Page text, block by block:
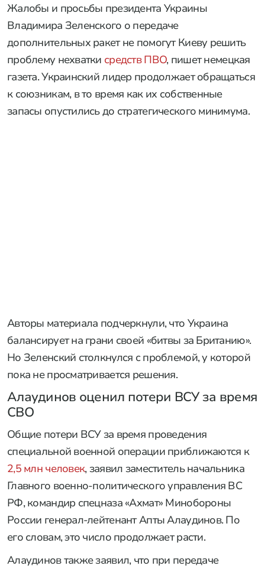
Жалобы и просьбы президента Украины
Владимира Зеленского о передаче
дополнительных ракет не помогут Киеву решить
проблему нехватки средств ПВО, пишет немецкая
газета. Украинский лидер продолжает обращаться
к союзникам, в то время как их собственные
запасы опустились до стратегического минимума.
Авторы материала подчеркнули, что Украина
балансирует на грани своей «битвы за Британию».
Но Зеленский столкнулся с проблемой, у которой
пока не просматривается решения.
Алаудинов оценил потери ВСУ за время
СВО
Общие потери ВСУ за время проведения
специальной военной операции приближаются к
2,5 млн человек, заявил заместитель начальника
Главного военно-политического управления ВС
РФ, командир спецназа «Ахмат» Минобороны
России генерал-лейтенант Апты Алаудинов. По
его словам, это число продолжает расти.
Алаудинов также заявил, что при передаче